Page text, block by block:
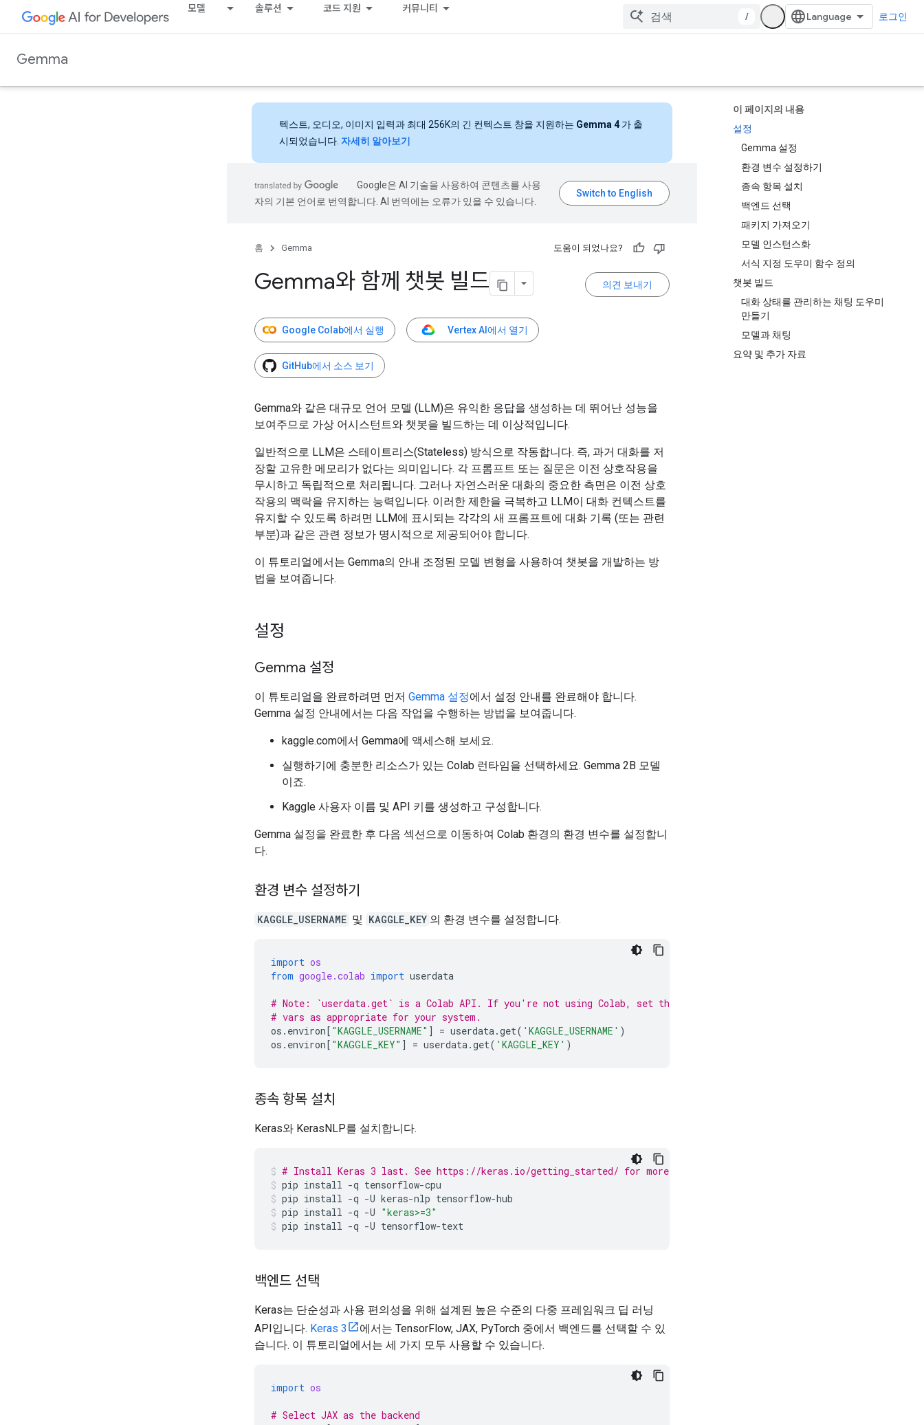
모델 솔루션 코드 지원 커뮤니티
/ 로그인
Gemma
이 페이지의 내용
설정
Gemma 설정
환경 변수 설정하기
종속 항목 설치
백엔드 선택
패키지 가져오기
모델 인스턴스화
서식 지정 도우미 함수 정의
챗봇 빌드
대화 상태를 관리하는 채팅 도우미
만들기
모델과 채팅
요약 및 추가 자료
텍스트, 오디오, 이미지 입력과 최대 256K의 긴 컨텍스트 창을 지원하는 Gemma 4 가 출
시되었습니다. 자세히 알아보기
Google은 AI 기술을 사용하여 콘텐츠를 사용
자의 기본 언어로 번역합니다. AI 번역에는 오류가 있을 수 있습니다.
홈 Gemma 도움이 되었나요?
의견 보내기
Gemma와 함께 챗봇 빌드
Google Colab에서 실행 Vertex AI에서 열기
GitHub에서 소스 보기
Gemma와 같은 대규모 언어 모델 (LLM)은 유익한 응답을 생성하는 데 뛰어난 성능을
보여주므로 가상 어시스턴트와 챗봇을 빌드하는 데 이상적입니다.
일반적으로 LLM은 스테이트리스(Stateless) 방식으로 작동합니다. 즉, 과거 대화를 저
장할 고유한 메모리가 없다는 의미입니다. 각 프롬프트 또는 질문은 이전 상호작용을
무시하고 독립적으로 처리됩니다. 그러나 자연스러운 대화의 중요한 측면은 이전 상호
작용의 맥락을 유지하는 능력입니다. 이러한 제한을 극복하고 LLM이 대화 컨텍스트를
유지할 수 있도록 하려면 LLM에 표시되는 각각의 새 프롬프트에 대화 기록 (또는 관련
부분)과 같은 관련 정보가 명시적으로 제공되어야 합니다.
이 튜토리얼에서는 Gemma의 안내 조정된 모델 변형을 사용하여 챗봇을 개발하는 방
법을 보여줍니다.
설정
Gemma 설정
이 튜토리얼을 완료하려면 먼저 Gemma 설정에서 설정 안내를 완료해야 합니다.
Gemma 설정 안내에서는 다음 작업을 수행하는 방법을 보여줍니다.
kaggle.com에서 Gemma에 액세스해 보세요.
실행하기에 충분한 리소스가 있는 Colab 런타임을 선택하세요. Gemma 2B 모델
이죠.
Kaggle 사용자 이름 및 API 키를 생성하고 구성합니다.
Gemma 설정을 완료한 후 다음 섹션으로 이동하여 Colab 환경의 환경 변수를 설정합니
다.
환경 변수 설정하기
KAGGLE_USERNAME 및 KAGGLE_KEY 의 환경 변수를 설정합니다.
import os
from google.colab import userdata
# Note: `userdata.get` is a Colab API. If you're not using Colab, set the env
# vars as appropriate for your system.
os . environ[ "KAGGLE_USERNAME" ] = userdata.get( 'KAGGLE_USERNAME' )
os . environ[ "KAGGLE_KEY" ] = userdata.get( 'KAGGLE_KEY' )
종속 항목 설치
Keras와 KerasNLP를 설치합니다.
# Install Keras 3 last. See https://keras.io/getting_started/ for more details.
pip install -q tensorflow-cpu
pip install -q -U keras-nlp tensorflow-hub
pip install -q -U "keras>=3"
pip install -q -U tensorflow-text
백엔드 선택
Keras는 단순성과 사용 편의성을 위해 설계된 높은 수준의 다중 프레임워크 딥 러닝
API입니다. Keras 3
에서는 TensorFlow, JAX, PyTorch 중에서 백엔드를 선택할 수 있
습니다. 이 튜토리얼에서는 세 가지 모두 사용할 수 있습니다.
import os
# Select JAX as the backend